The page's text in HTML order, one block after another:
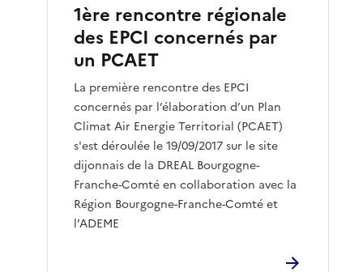
1ère rencontre régionale
des EPCI concernés par
un PCAET
La première rencontre des EPCI
concernés par l’élaboration d’un Plan
Climat Air Energie Territorial (PCAET)
s'est déroulée le 19/09/2017 sur le site
dijonnais de la DREAL Bourgogne-
Franche-Comté en collaboration avec la
Région Bourgogne-Franche-Comté et
l’ADEME